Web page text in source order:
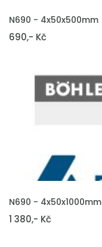
VLOŽIT DO KOŠÍKU
N690 - 4x50x500mm
690,- Kč
VLOŽIT DO KOŠÍKU
N690 - 4x50x1000mm
1 380,- Kč